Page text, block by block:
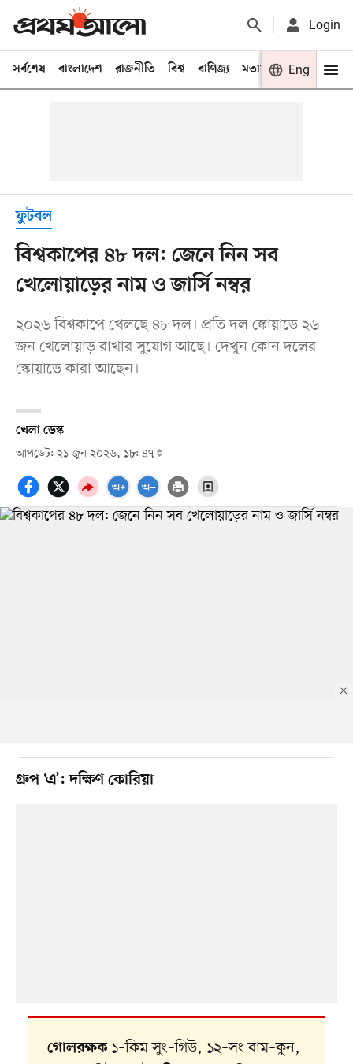
Login
সর্বশেষ বাংলাদেশ রাজনীতি বিশ্ব বাণিজ্য মতামত খেলা
Eng
ফুটবল
বিশ্বকাপের ৪৮ দল: জেনে নিন সব
খেলোয়াড়ের নাম ও জার্সি নম্বর
২০২৬ বিশ্বকাপে খেলছে ৪৮ দল। প্রতি দল স্কোয়াডে ২৬
জন খেলোয়াড় রাখার সুযোগ আছে। দেখুন কোন দলের
স্কোয়াডে কারা আছেন।
খেলা ডেস্ক
আপডেট: ২১ জুন ২০২৬, ১৮: ৪৭
গ্রুপ ‘এ’: দক্ষিণ কোরিয়া
গোলরক্ষক১–কিম সুং–গিউ, ১২–সং বাম–কুন,